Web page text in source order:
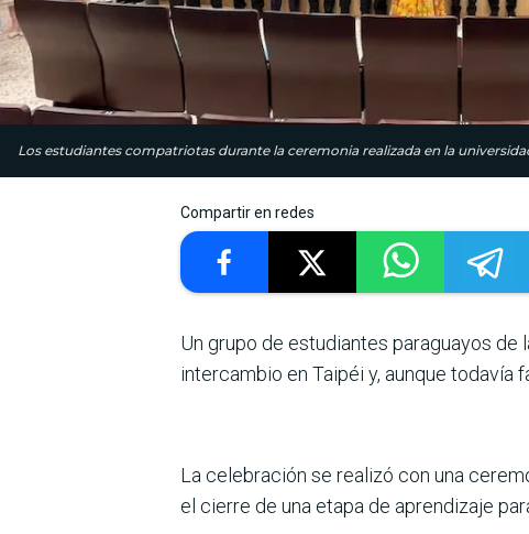
Los estudiantes compatriotas durante la ceremonia realizada en la
Compartir en redes
Un grupo de estudiantes paraguayos
intercambio en Taipéi y, aunque todavía
La celebración se realizó con una
el cierre de una etapa de aprendizaje